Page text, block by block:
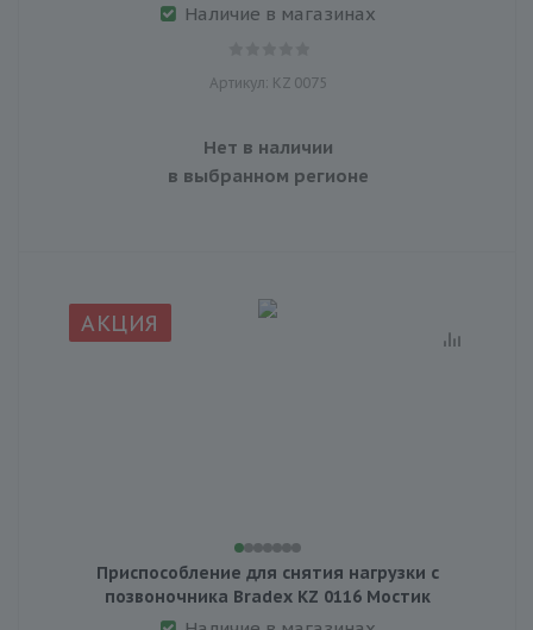
Наличие в магазинах
Артикул: KZ 0075
Нет в наличии
в выбранном регионе
АКЦИЯ
Приспособление для снятия нагрузки с
позвоночника Bradex KZ 0116 Мостик